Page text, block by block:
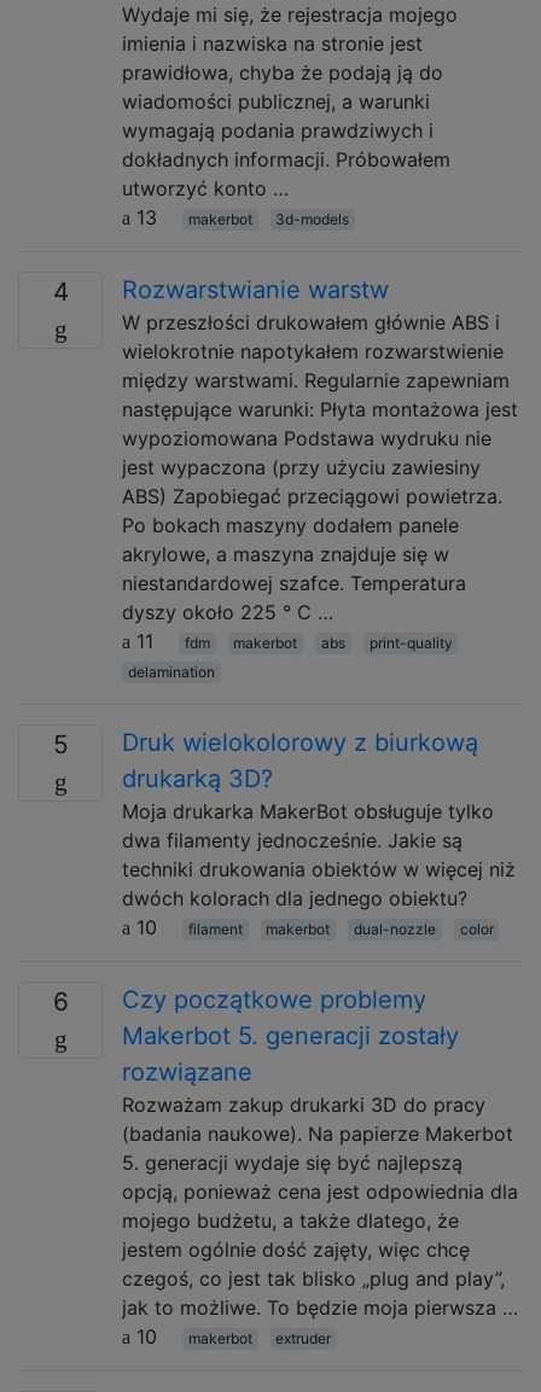
Wydaje mi się, że rejestracja mojego
imienia i nazwiska na stronie jest
prawidłowa, chyba że podają ją do
wiadomości publicznej, a warunki
wymagają podania prawdziwych i
dokładnych informacji. Próbowałem
utworzyć konto …
13
makerbot 3d-models
4 Rozwarstwianie warstw
W przeszłości drukowałem głównie ABS i
wielokrotnie napotykałem rozwarstwienie
między warstwami. Regularnie zapewniam
następujące warunki: Płyta montażowa jest
wypoziomowana Podstawa wydruku nie
jest wypaczona (przy użyciu zawiesiny
ABS) Zapobiegać przeciągowi powietrza.
Po bokach maszyny dodałem panele
akrylowe, a maszyna znajduje się w
niestandardowej szafce. Temperatura
dyszy około 225 ° C …
11
fdm makerbot abs
print-quality
delamination
5
Druk wielokolorowy z biurkową
drukarką 3D?
Moja drukarka MakerBot obsługuje tylko
dwa filamenty jednocześnie. Jakie są
techniki drukowania obiektów w więcej niż
dwóch kolorach dla jednego obiektu?
10
filament makerbot dual-nozzle color
6
Czy początkowe problemy
Makerbot 5. generacji zostały
rozwiązane
Rozważam zakup drukarki 3D do pracy
(badania naukowe). Na papierze Makerbot
5. generacji wydaje się być najlepszą
opcją, ponieważ cena jest odpowiednia dla
mojego budżetu, a także dlatego, że
jestem ogólnie dość zajęty, więc chcę
czegoś, co jest tak blisko „plug and play”,
jak to możliwe. To będzie moja pierwsza …
10
makerbot extruder